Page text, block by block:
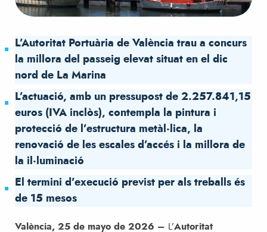
L’Autoritat Portuària de València trau a concurs
la millora del passeig elevat situat en el dic
nord de La Marina
L’actuació, amb un pressupost de 2.257.841,15
euros (IVA inclòs), contempla la pintura i
protecció de l’estructura metàl·lica, la
renovació de les escales d’accés i la millora de
la il·luminació
El termini d’execució previst per als treballs és
de 15 mesos
València, 25 de mayo de 2026 – L’Autoritat